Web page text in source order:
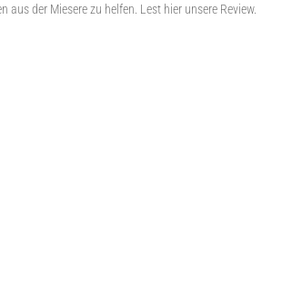
aus der Miesere zu helfen. Lest hier unsere Review.